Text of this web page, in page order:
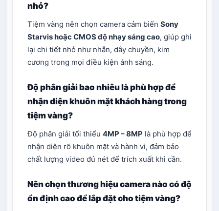
nhỏ?
Tiệm vàng nên chọn camera cảm biến Sony
Starvis hoặc CMOS độ nhạy sáng cao, giúp ghi
lại chi tiết nhỏ như nhẫn, dây chuyền, kim
cương trong mọi điều kiện ánh sáng.
Độ phân giải bao nhiêu là phù hợp để
nhận diện khuôn mặt khách hàng trong
tiệm vàng?
Độ phân giải tối thiểu 4MP – 8MP là phù hợp để
nhận diện rõ khuôn mặt và hành vi, đảm bảo
chất lượng video đủ nét để trích xuất khi cần.
Nên chọn thương hiệu camera nào có độ
ổn định cao để lắp đặt cho tiệm vàng?